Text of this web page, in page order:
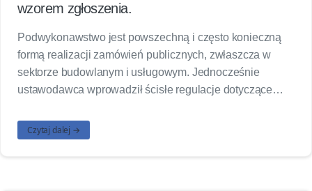
wzorem zgłoszenia.
Podwykonawstwo jest powszechną i często konieczną
formą realizacji zamówień publicznych, zwłaszcza w
sektorze budowlanym i usługowym. Jednocześnie
ustawodawca wprowadził ścisłe regulacje dotyczące…
Czytaj dalej →